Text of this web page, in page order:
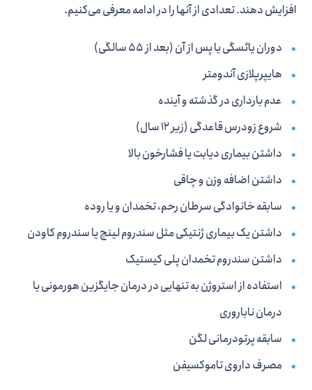
افزایش دهند. تعدادی از آن­ها را در ادامه معرفی می­‌کنیم.
دوران یائسگی یا پس از آن (بعد از 55 سالگی)
هایپرپلازی آندومتر
عدم بارداری در گذشته و آینده
شروع زودرس قاعدگی (زیر 12 سال)
داشتن بیماری دیابت یا فشارخون بالا
داشتن اضافه وزن و چاقی
سابقه خانوادگی سرطان رحم، تخمدان و یا روده
داشتن یک بیماری ژنتیکی مثل سندروم لینچ یا سندروم کاودن
داشتن سندروم تخمدان پلی کیستیک
استفاده از استروژن به تنهایی در درمان جایگزین هورمونی یا
درمان ناباروری
سابقه پرتودرمانی لگن
مصرف داروی تاموکسیفن